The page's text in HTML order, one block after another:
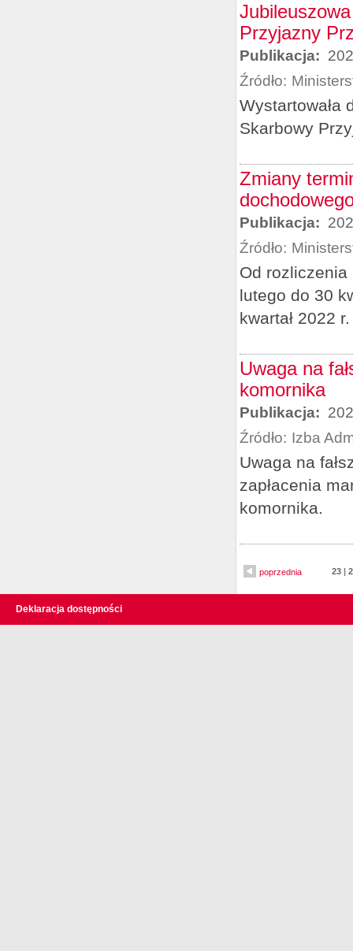
Przyjazny
Publikacja:
Źródło:
Wystartowała
Skarbowy
Zmiany
Publikacja:
Źródło:
Od rozliczenia
lutego do 30
kwartał 2022
Uwaga na
komornika
Publikacja:
Źródło: Izba
Uwaga na
zapłacenia
komornika.
poprzednia 23 |
Deklaracja dostępności